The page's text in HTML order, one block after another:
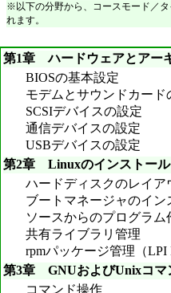
※以下の分野から、コースモード／
れます。
第1章 ハードウェアとアー
BIOSの基本設定
モデムとサウンドカード
SCSIデバイスの設定
通信デバイスの設定
USBデバイスの設定
第2章 Linuxのインストール
ハードディスクのレイア
ブートマネージャのイン
ソースからのプログラ
共有ライブラリ管理
rpmパッケージ管理（LPI
第3章 GNUおよびUnixコマ
コマンド操作